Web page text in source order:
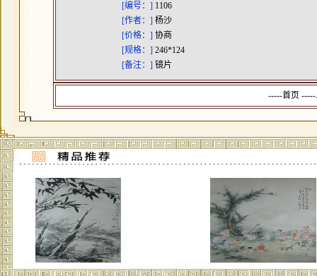
[编号：] 1106
[作者：] 杨沙
[价格：] 协商
[规格：] 246*124
[备注：] 镜片
-----首页